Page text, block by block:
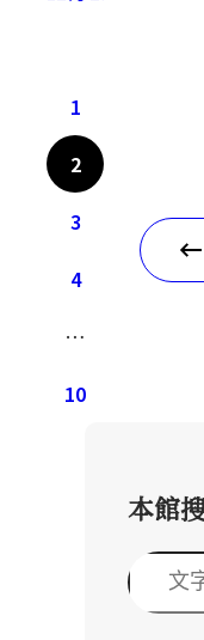
1
2
3
4
…
10
本館
搜
尋